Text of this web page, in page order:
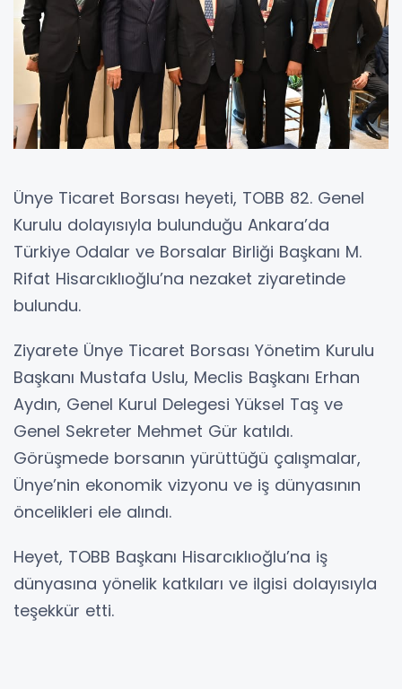
Ünye Ticaret Borsası heyeti, TOBB 82. Genel
Kurulu dolayısıyla bulunduğu Ankara’da
Türkiye Odalar ve Borsalar Birliği Başkanı M.
Rifat Hisarcıklıoğlu’na nezaket ziyaretinde
bulundu.
Ziyarete Ünye Ticaret Borsası Yönetim Kurulu
Başkanı Mustafa Uslu, Meclis Başkanı Erhan
Aydın, Genel Kurul Delegesi Yüksel Taş ve
Genel Sekreter Mehmet Gür katıldı.
Görüşmede borsanın yürüttüğü çalışmalar,
Ünye’nin ekonomik vizyonu ve iş dünyasının
öncelikleri ele alındı.
Heyet, TOBB Başkanı Hisarcıklıoğlu’na iş
dünyasına yönelik katkıları ve ilgisi dolayısıyla
teşekkür etti.